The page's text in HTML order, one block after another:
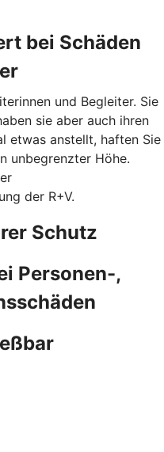
bei Schäden
und Begleiter. Sie
sie aber auch ihren
etwas anstellt, haften Sie
unbegrenzter Höhe.
der R+V.
Schutz
Personen-,